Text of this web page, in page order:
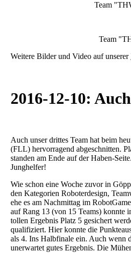
Team
Team
Weitere Bilder und Video auf unserer
2016-12-10:
Auch unser drittes Team hat beim
(FLL) hervorragend abgeschnitten.
standen am Ende auf der Haben-
Junghelfer!
Wie schon eine Woche zuvor in
den Kategorien Roboterdesign,
ehe es am Nachmittag im
auf Rang 13 (von 15 Teams) konnte
tollen Ergebnis Platz 5 gesichert
qualifiziert. Hier konnte die
als 4. Ins Halbfinale ein. Auch wenn
unerwartet gutes Ergebnis. Die